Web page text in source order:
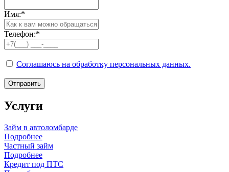
Имя:*
Телефон:*
Соглашаюсь на обработку персональных данных.
Отправить
Услуги
Займ в автоломбарде
Подробнее
Частный займ
Подробнее
Кредит под ПТС